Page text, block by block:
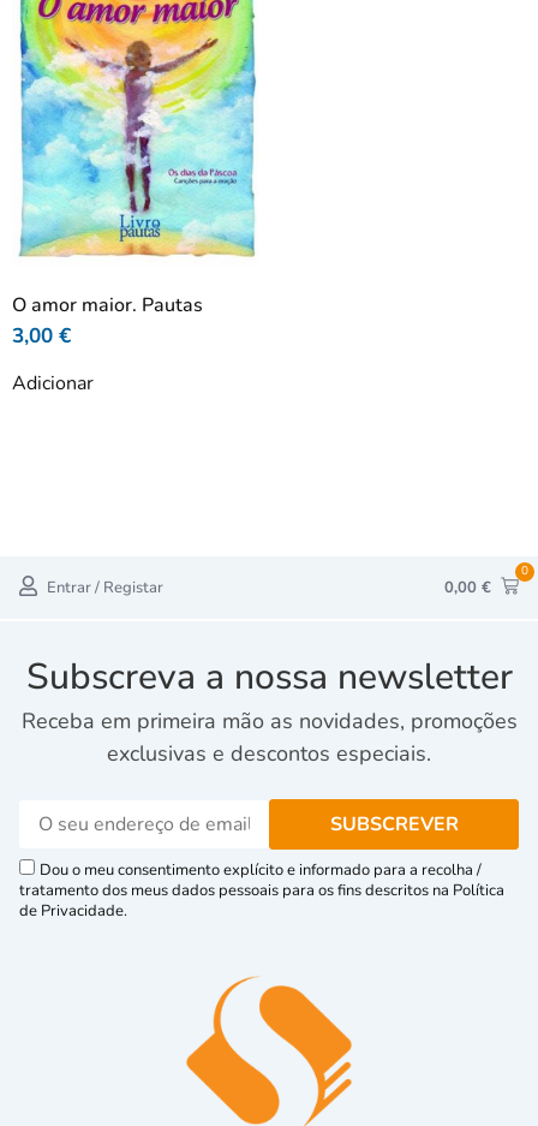
O amor maior. Pautas
3,00 €
Adicionar
Entrar / Registar 0,00 €
0
Subscreva a nossa newsletter
Receba em primeira mão as novidades, promoções
exclusivas e descontos especiais.
Dou o meu consentimento explícito e informado para a recolha /
tratamento dos meus dados pessoais para os fins descritos na Política
de Privacidade.